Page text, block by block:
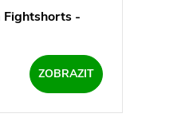
Fightshorts -
ZOBRAZIT